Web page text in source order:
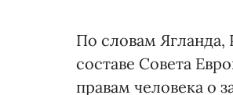
По словам Ягланда,
составе Совета
правам человека о